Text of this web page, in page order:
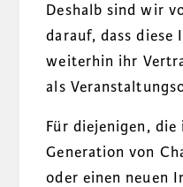
Deshalb sind wir
darauf, dass
weiterhin ihr
als
Für diejenigen, die
Generation von
oder einen neuen